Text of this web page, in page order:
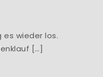
es wieder los.
[…]